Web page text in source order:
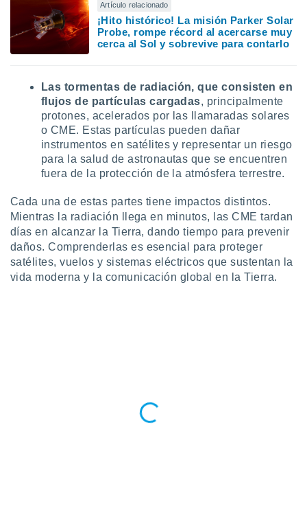
utilizar
crear un
contenido
de
o a través
de
de
de
Artículo relacionado
¡Hito histórico! La misión Parker Solar
Probe, rompe récord al acercarse muy
cerca al Sol y sobrevive para contarlo
Las tormentas de radiación, que consisten en
flujos de partículas cargadas, principalmente
protones, acelerados por las llamaradas solares
o CME. Estas partículas pueden dañar
instrumentos en satélites y representar un riesgo
para la salud de astronautas que se encuentren
fuera de la protección de la atmósfera terrestre.
Cada una de estas partes tiene impactos distintos.
Mientras la radiación llega en minutos, las CME tardan
días en alcanzar la Tierra, dando tiempo para prevenir
daños. Comprenderlas es esencial para proteger
satélites, vuelos y sistemas eléctricos que sustentan la
vida moderna y la comunicación global en la Tierra.